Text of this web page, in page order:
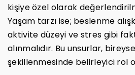
kişiye özel olarak
Yaşam tarzı ise; beslenme
aktivite düzeyi ve stres gibi
alınmalıdır. Bu unsurlar,
şekillenmesinde belirleyici rol